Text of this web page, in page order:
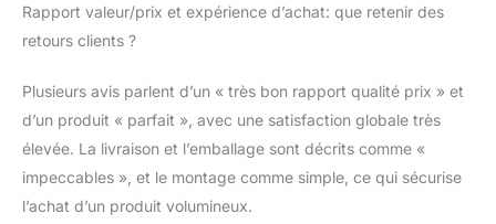
Rapport valeur/prix et expérience d’achat: que retenir des
retours clients ?
Plusieurs avis parlent d’un « très bon rapport qualité prix » et
d’un produit « parfait », avec une satisfaction globale très
élevée. La livraison et l’emballage sont décrits comme «
impeccables », et le montage comme simple, ce qui sécurise
l’achat d’un produit volumineux.